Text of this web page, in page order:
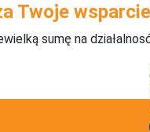
Twoje
sumę na